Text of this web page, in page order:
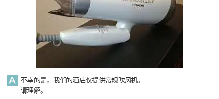
不幸的是，我们的酒店仅提供常规吹风机。
请理解。